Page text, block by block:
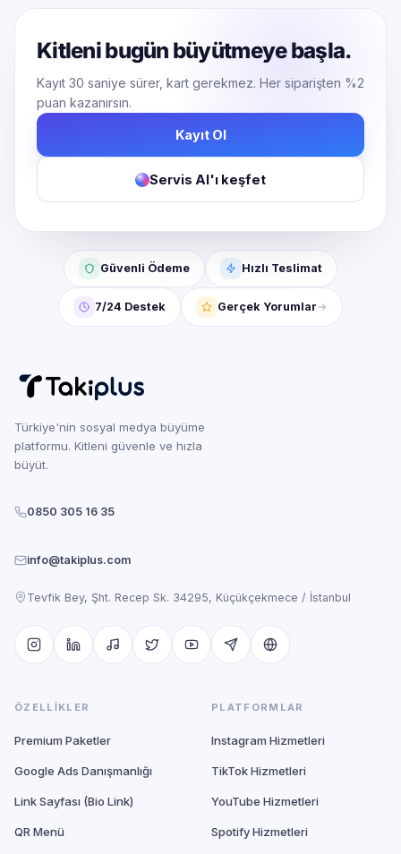
Kitleni bugün büyütmeye başla.
Kayıt 30 saniye sürer, kart gerekmez. Her siparişten %2
puan kazanırsın.
Kayıt Ol
Servis AI'ı keşfet
Güvenli Ödeme Hızlı Teslimat
7/24 Destek Gerçek Yorumlar
Türkiye'nin sosyal medya büyüme
platformu. Kitleni güvenle ve hızla
büyüt.
0850 305 16 35
info@takiplus.com
Tevfik Bey, Şht. Recep Sk. 34295, Küçükçekmece / İstanbul
ÖZELLIKLER
Premium Paketler
Google Ads Danışmanlığı
Link Sayfası (Bio Link)
QR Menü
PLATFORMLAR
Instagram Hizmetleri
TikTok Hizmetleri
YouTube Hizmetleri
Spotify Hizmetleri